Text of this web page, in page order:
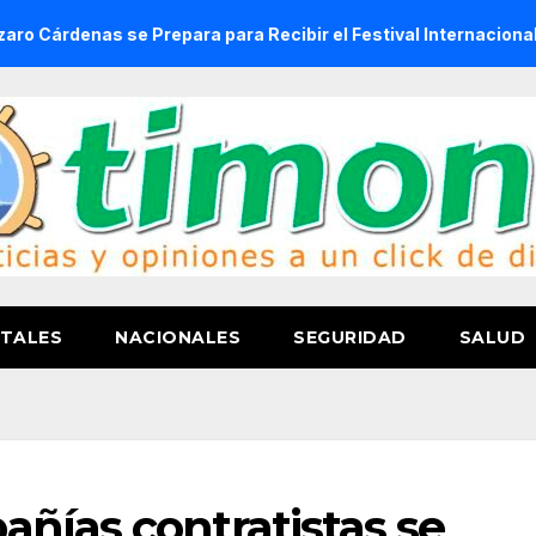
se Prepara para Recibir el Festival Internacional de la
NACIONALES SEGURIDAD SALUD